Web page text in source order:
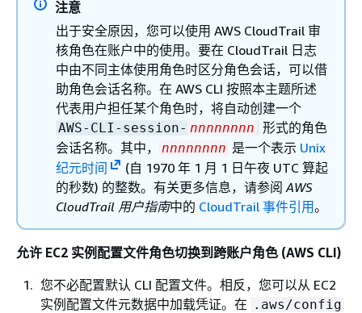
注意
出于安全原因，您可以使用 AWS CloudTrail 审
核角色在账户中的使用。要在 CloudTrail 日志
中由不同主体使用角色时区分角色会话，可以借
助角色会话名称。在 AWS CLI 按照本主题所述
代表用户担任某个角色时，将自动创建一个
AWS-CLI-session- nnnnnnnn 形式的角色
会话名称。其中，
nnnnnnnn 是一个表示 Unix
纪元时间
(自 1970 年 1 月 1 日午夜 UTC 算起
的秒数) 的整数。有关更多信息，请参阅AWS
CloudTrail 用户指南中的 CloudTrail 事件引用。
允许 EC2 实例配置文件角色切换到跨账户角色 (AWS CLI)
您不必配置默认 CLI 配置文件。相反，您可以从 EC2
实例配置文件元数据中加载凭证。在 .aws/config